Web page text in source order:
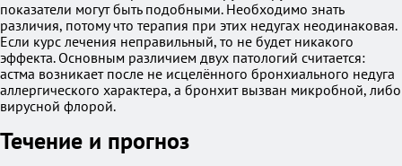
показатели могут быть подобными. Необходимо знать
различия, потому что терапия при этих недугах неодинаковая.
Если курс лечения неправильный, то не будет никакого
эффекта. Основным различием двух патологий считается:
астма возникает после не исцелённого бронхиального недуга
аллергического характера, а бронхит вызван микробной, либо
вирусной флорой.
Течение и прогноз